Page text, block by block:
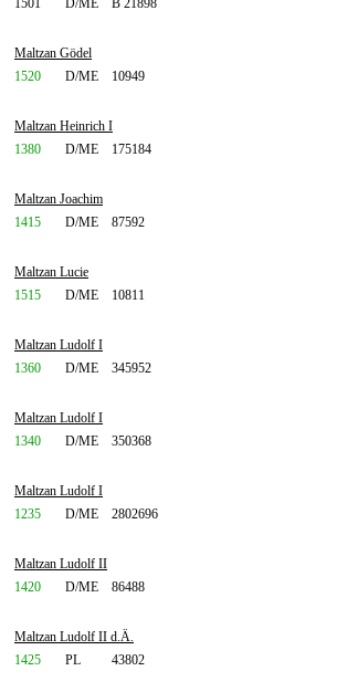
1501
D/ME B 21898
Maltzan Gödel
1520
D/ME 10949
Maltzan Heinrich I
1380
D/ME 175184
Maltzan Joachim
1415
D/ME 87592
Maltzan Lucie
1515
D/ME 10811
Maltzan Ludolf I
1360
D/ME 345952
Maltzan Ludolf I
1340
D/ME 350368
Maltzan Ludolf I
1235
D/ME 2802696
Maltzan Ludolf II
1420
D/ME 86488
Maltzan Ludolf II d.Ä.
1425
PL 43802